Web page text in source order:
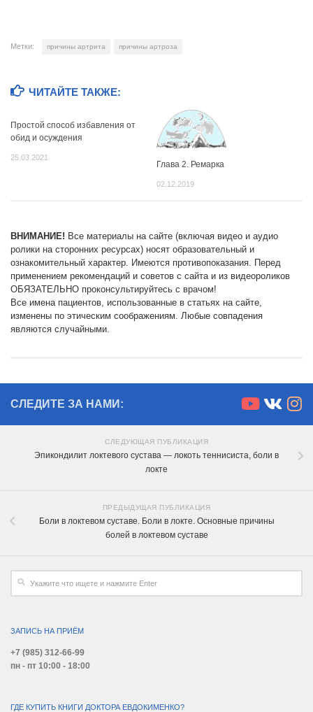
Метки: причины артрита причины артроза
ЧИТАЙТЕ ТАКЖЕ:
Простой способ избавления от
обид и осуждения
25.03.2021
Глава 2. Ремарка
02.12.2019
ВНИМАНИЕ! Все материалы на сайте (включая видео и аудио
ролики на сторонних ресурсах) носят образовательный и
ознакомительный характер. Имеются противопоказания. Перед
применением рекомендаций и советов с сайта и из видеороликов
ОБЯЗАТЕЛЬНО проконсультируйтесь с врачом!
Все имена пациентов, использованные в статьях на сайте,
изменены по этическим соображениям. Любые совпадения
являются случайными.
СЛЕДИТЕ ЗА НАМИ:
СЛЕДУЮЩАЯ ПУБЛИКАЦИЯ
Эпикондилит локтевого сустава — локоть теннисиста, боли в
локте
ПРЕДЫДУЩАЯ ПУБЛИКАЦИЯ
Боли в локтевом суставе. Боли в локте. Основные причины
болей в локтевом суставе
ЗАПИСЬ НА ПРИЁМ
+7 (985) 312-66-99
пн - пт 10:00 - 18:00
ГДЕ КУПИТЬ КНИГИ ДОКТОРА ЕВДОКИМЕНКО?